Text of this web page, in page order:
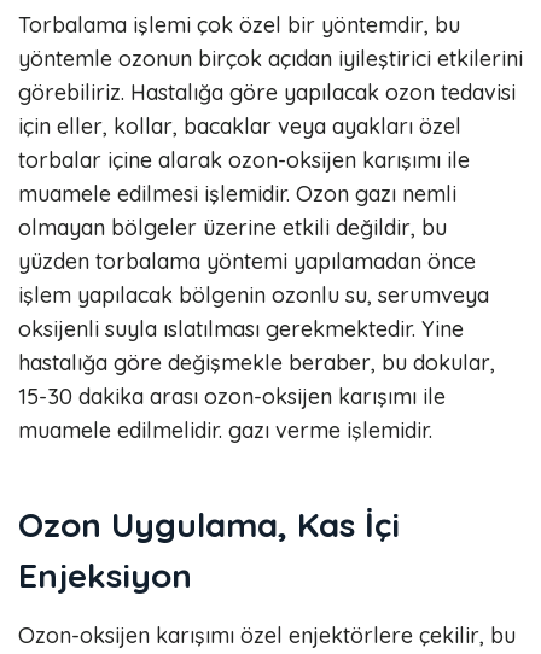
Torbalama işlemi çok özel bir yöntemdir, bu
yöntemle ozonun birçok açıdan iyileştirici etkilerini
görebiliriz. Hastalığa göre yapılacak ozon tedavisi
için eller, kollar, bacaklar veya ayakları özel
torbalar içine alarak ozon-oksijen karışımı ile
muamele edilmesi işlemidir. Ozon gazı nemli
olmayan bölgeler üzerine etkili değildir, bu
yüzden torbalama yöntemi yapılamadan önce
işlem yapılacak bölgenin ozonlu su, serumveya
oksijenli suyla ıslatılması gerekmektedir. Yine
hastalığa göre değişmekle beraber, bu dokular,
15-30 dakika arası ozon-oksijen karışımı ile
muamele edilmelidir. gazı verme işlemidir.
Ozon Uygulama, Kas İçi
Enjeksiyon
Ozon-oksijen karışımı özel enjektörlere çekilir, bu